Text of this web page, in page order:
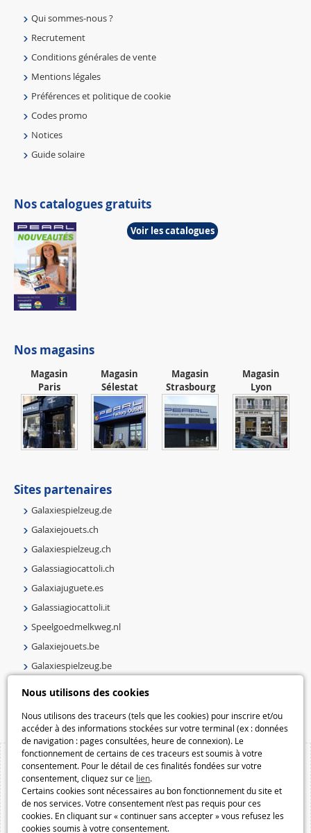
Nous utilisons des cookies
Nous utilisons des traceurs (tels que les cookies) pour inscrire et/ou
accéder à des informations stockées sur votre terminal (ex : données
de navigation : pages consultées, heure de connexion). Le
fonctionnement de certains de ces traceurs est soumis à votre
consentement. Pour le détail de ces finalités fondées sur votre
consentement, cliquez sur ce lien.
Certains cookies sont nécessaires au bon fonctionnement du site et
de nos services. Votre consentement n’est pas requis pour ces
cookies. En cliquant sur « continuer sans accepter » vous refusez les
cookies soumis à votre consentement.
Qui sommes-nous ?
Recrutement
Conditions générales de vente
Mentions légales
Préférences et politique de cookie
Codes promo
Notices
Guide solaire
Nos catalogues gratuits
Voir les catalogues
Nos magasins
Magasin
Paris
Magasin
Sélestat
Magasin
Strasbourg
Magasin
Lyon
Sites partenaires
Galaxiespielzeug.de
Galaxiejouets.ch
Galaxiespielzeug.ch
Galassiagiocattoli.ch
Galaxiajuguete.es
Galassiagiocattoli.it
Speelgoedmelkweg.nl
Galaxiejouets.be
Galaxiespielzeug.be